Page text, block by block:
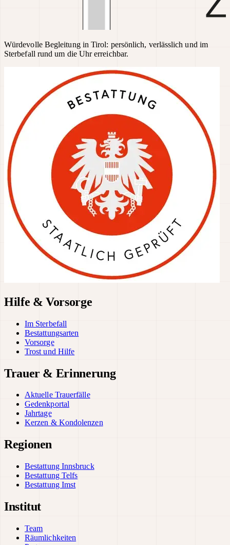
Würdevolle Begleitung in Tirol: persönlich, verlässlich und im
Sterbefall rund um die Uhr erreichbar.
Hilfe & Vorsorge
Im Sterbefall
Bestattungsarten
Vorsorge
Trost und Hilfe
Trauer & Erinnerung
Aktuelle Trauerfälle
Gedenkportal
Jahrtage
Kerzen & Kondolenzen
Regionen
Bestattung Innsbruck
Bestattung Telfs
Bestattung Imst
Institut
Team
Räumlichkeiten